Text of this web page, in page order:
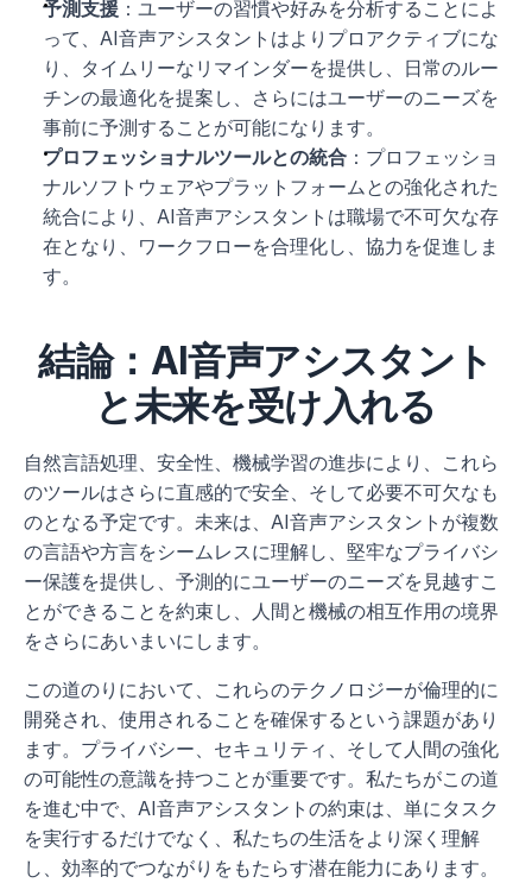
予測支援 ：ユーザーの習慣や好みを分析することによ
って、AI音声アシスタントはよりプロアクティブにな
り、タイムリーなリマインダーを提供し、日常のルー
チンの最適化を提案し、さらにはユーザーのニーズを
事前に予測することが可能になります。
プロフェッショナルツールとの統合 ：プロフェッショ
ナルソフトウェアやプラットフォームとの強化された
統合により、AI音声アシスタントは職場で不可欠な存
在となり、ワークフローを合理化し、協力を促進しま
す。
結論：AI音声アシスタント
と未来を受け入れる
自然言語処理、安全性、機械学習の進歩により、これら
のツールはさらに直感的で安全、そして必要不可欠なも
のとなる予定です。未来は、AI音声アシスタントが複数
の言語や方言をシームレスに理解し、堅牢なプライバシ
ー保護を提供し、予測的にユーザーのニーズを見越すこ
とができることを約束し、人間と機械の相互作用の境界
をさらにあいまいにします。
この道のりにおいて、これらのテクノロジーが倫理的に
開発され、使用されることを確保するという課題があり
ます。プライバシー、セキュリティ、そして人間の強化
の可能性の意識を持つことが重要です。私たちがこの道
を進む中で、AI音声アシスタントの約束は、単にタスク
を実行するだけでなく、私たちの生活をより深く理解
し、効率的でつながりをもたらす潜在能力にあります。